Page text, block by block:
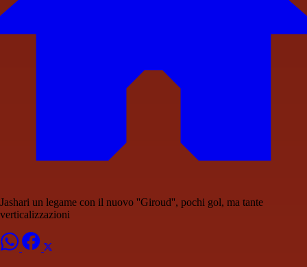
Jashari un legame con il nuovo ''Giroud'', pochi gol, ma tante
verticalizzazioni